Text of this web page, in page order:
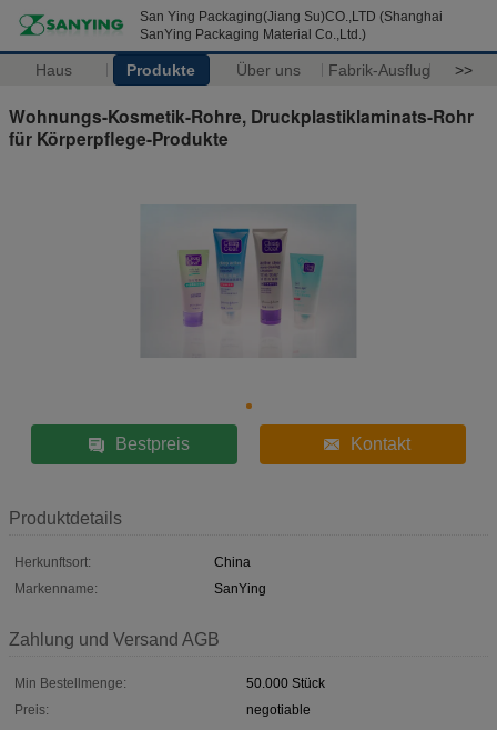
San Ying Packaging(Jiang Su)CO.,LTD (Shanghai
SanYing Packaging Material Co.,Ltd.)
Haus Produkte Über uns Fabrik-Ausflug >>
Wohnungs-Kosmetik-Rohre, Druckplastiklaminats-Rohr
für Körperpflege-Produkte
Bestpreis Kontakt
Produktdetails
Herkunftsort:
China
Markenname:
SanYing
Zahlung und Versand AGB
Min Bestellmenge:
50.000 Stück
Preis:
negotiable